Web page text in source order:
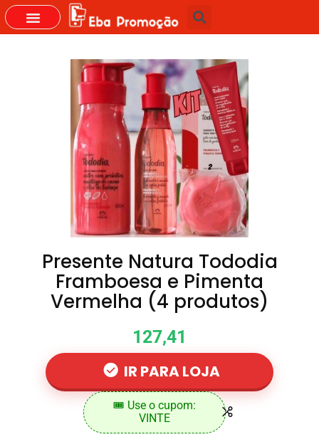
Presente Natura Tododia
Framboesa e Pimenta
Vermelha (4 produtos)
127,41
IR PARA LOJA
🎟️ Use o cupom:
VINTE